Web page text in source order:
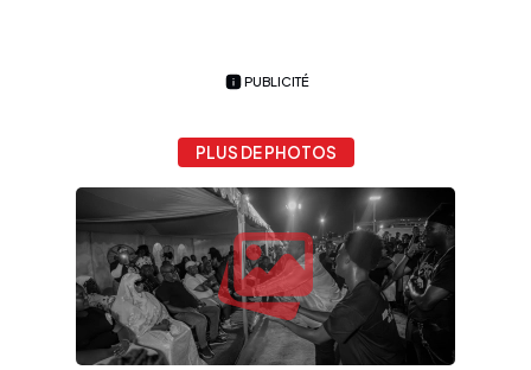
PUBLICITÉ
PLUS DE PHOTOS